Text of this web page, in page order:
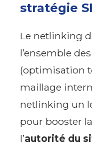
stratégie
Le netlinking
l’ensemble
(optimisation
maillage
netlinking un
pour booster la
l’autorité du